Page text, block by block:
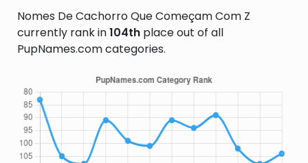
Nomes De Cachorro Que Começam Com Z
currently rank in104th place out of all
PupNames.com categories.